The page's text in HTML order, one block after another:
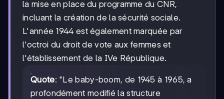
la mise en place du programme du CNR,
incluant la création de la sécurité sociale.
L'année 1944 est également marquée par
l'octroi du droit de vote aux femmes et
l'établissement de la IVe République.
Quote: "Le baby-boom, de 1945 à 1965, a
profondément modifié la structure